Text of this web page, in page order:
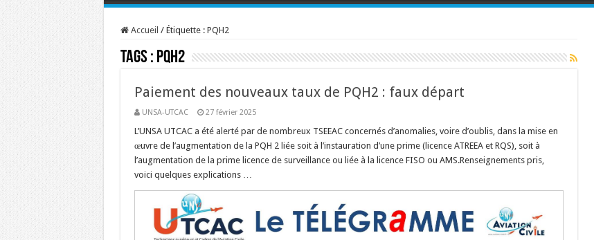
Accueil / Étiquette : PQH2
Tags : PQH2
Paiement des nouveaux taux de PQH2 : faux départ
UNSA-UTCAC 27 février 2025
L’UNSA UTCAC a été alerté par de nombreux TSEEAC concernés d’anomalies, voire d’oublis, dans la mise en
œuvre de l’augmentation de la PQH 2 liée soit à l’instauration d’une prime (licence ATREEA et RQS), soit à
l’augmentation de la prime licence de surveillance ou liée à la licence FISO ou AMS.Renseignements pris,
voici quelques explications …